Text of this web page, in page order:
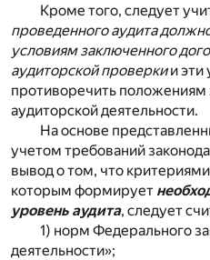
Кроме того, следует
проведенного аудита
условиям заключенного
аудиторской проверкии эти
противоречить положениям
аудиторской деятельности.
На основе
учетом требований
вывод о том, что
которым формирует
уровень аудита, следует
1) норм Федерального
деятельности»;